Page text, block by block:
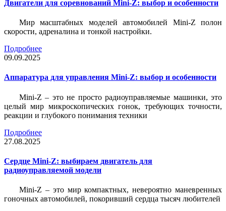
Двигатели для соревнований Mini-Z: выбор и особенности
Мир масштабных моделей автомобилей Mini-Z полон
скорости, адреналина и тонкой настройки.
Подробнее
09.09.2025
Аппаратура для управления Mini-Z: выбор и особенности
Mini-Z – это не просто радиоуправляемые машинки, это
целый мир микроскопических гонок, требующих точности,
реакции и глубокого понимания техники
Подробнее
27.08.2025
Сердце Mini-Z: выбираем двигатель для
радиоуправляемой модели
Mini-Z – это мир компактных, невероятно маневренных
гоночных автомобилей, покоривший сердца тысяч любителей